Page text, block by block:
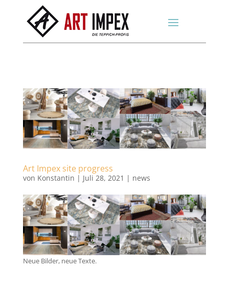
Art Impex site progress
von Konstantin | Juli 28, 2021 | news
Neue Bilder, neue Texte.